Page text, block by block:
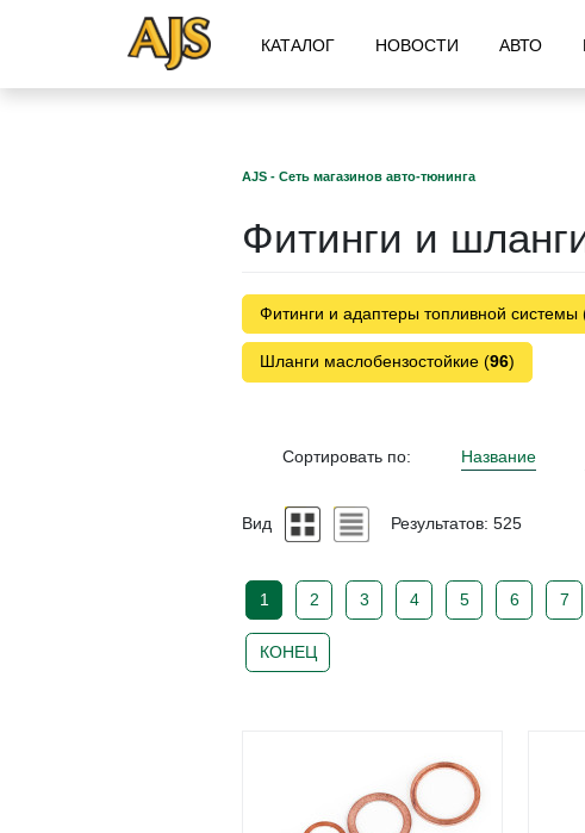
КАТАЛОГ НОВОСТИ АВТО
AJS - Сеть магазинов авто-тюнинга
Фитинги и
Фитинги и адаптеры топливной системы
Шланги маслобензостойкие (96)
Сортировать по: Название
Вид Результатов: 525
1 2 3 4 5 6 7
КОНЕЦ